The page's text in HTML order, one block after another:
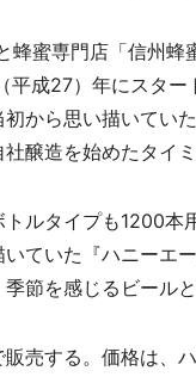
蜜専門店「信州蜂
成27）年にスター
から思い描いてい
醸造を始めたタイ
ルタイプも1200本
ていた『ハニーエ
節を感じるビール
売する。価格は、